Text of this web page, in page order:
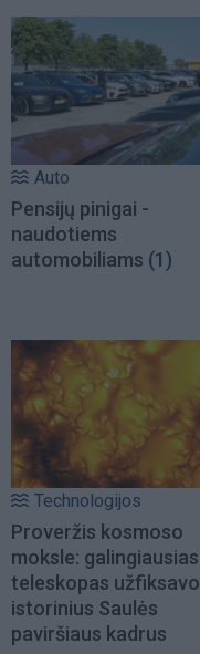
Auto
Pensijų pinigai -
naudotiems
automobiliams (1)
Technologijos
Proveržis kosmoso
moksle: galingiausias
teleskopas užfiksavo
istorinius Saulės
paviršiaus kadrus